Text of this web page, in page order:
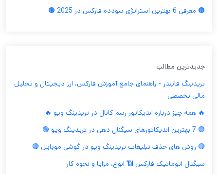
🟤 معرفی 6 بهترین استراتژی سودده فارکس در 2025 🟤
جدیدترین مطالب
تریدینگ فایندر - راهنمای جامع آموزش فارکس، ارز دیجیتال و تحلیل
مالی تخصصی
🔥 همه چیز درباره اندیکاتور رسم کانال در تریدینگ ویو 🔥
🟢 7 بهترین اندیکاتورهای سیگنال دهی در تریدینگ ویو 🟢
🔴 روش های حذف تبلیغات تریدینگ ویو در گوشی موبایل 🔴
سیگنال اتوماتیک فارکس 📶 انواع، مزایا و نحوه کار